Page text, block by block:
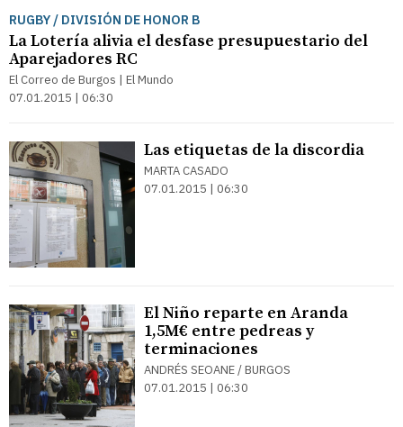
RUGBY / DIVISIÓN DE HONOR B
La Lotería alivia el desfase presupuestario del
Aparejadores RC
El Correo de Burgos | El Mundo
07.01.2015 | 06:30
Las etiquetas de la discordia
MARTA CASADO
07.01.2015 | 06:30
El Niño reparte en Aranda
1,5M€ entre pedreas y
terminaciones
ANDRÉS SEOANE / BURGOS
07.01.2015 | 06:30